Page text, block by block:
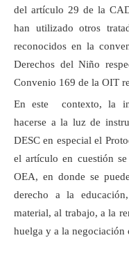
del artículo 29 de la
han utilizado otros
reconocidos en la
Derechos del Niño
Convenio 169 de la OIT
En este contexto, la
hacerse a la luz de
DESC en especial el
el artículo en cuestión
OEA, en donde se
derecho a la
material, al trabajo, a la
huelga y a la